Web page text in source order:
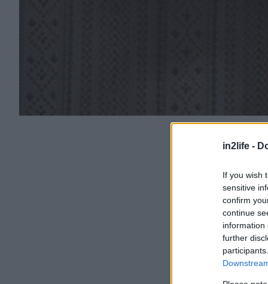
in2life -
If you wish
sensitive
confirm
continue
information
further